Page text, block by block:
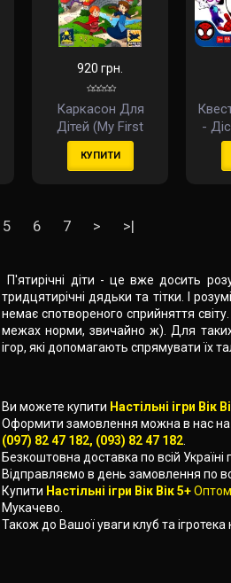
920 грн.
Каркасон Для
Дітей (My First
Carcassonne) (укр)
КУПИТИ
-
-
5 6 7 > >|
П'ятирічні діти - це вже досить
тридцятирічні дядьки та тітки. І
немає спотвореного сприйняття
межах норми, звичайно ж). Для таких
ігор, які допомагають спрямувати їх
Ви можете купити Настільні ігри Вік
Оформити замовлення можна в нас на
(097) 82 47 182, (093) 82 47 182
Безкоштовна доставка по всій Україні
Відправляємо в день замовлення по
Купити Настільні ігри Вік Вік 5+ Оптом
Мукачево.
Також до Вашої уваги клуб та ігротека